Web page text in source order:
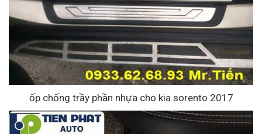
ốp chống trầy phần nhựa cho kia sorento 2017